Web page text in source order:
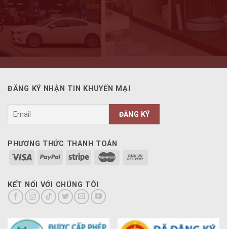
ĐĂNG KÝ NHẬN TIN KHUYẾN MẠI
PHƯƠNG THỨC THANH TOÁN
KẾT NỐI VỚI CHÚNG TÔI